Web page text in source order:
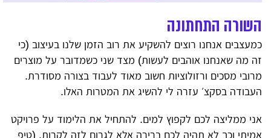
השורה התחתונה
כמעצבים אנחנו רוצים להשקיע את רוב הזמן שלנו בעיצוב (כי
זה מה שאנחנו אוהבים לעשות) מצד שני כשמדובר על מוצרים
מרובי מסכים ורזולוציות חשוב מאוד לעבוד בצורה מסודרת.
העבודה בסקצ׳ עזרה לי להשיג את המטרות האלו.
אני ממליצה לכם לקפוץ למים. להתחיל את הלימוד על פרויקט
אמיתי וכך לא תהיה לכם ברירה אלא לגרום לזה לקרות. (טיפ